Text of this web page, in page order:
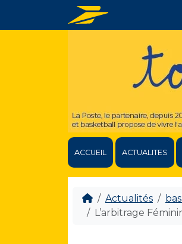
ACCUEIL ACTUALITES
Actualités
L’arbitrage